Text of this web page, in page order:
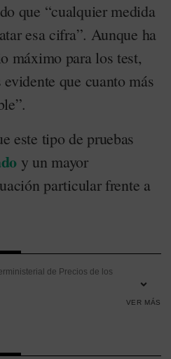
que “cualquier medida
esa cifra”. Aunque ha
máximo para los test,
que cuanto más
este tipo de pruebas
y un mayor
particular frente a
de Precios de los
VER MÁS